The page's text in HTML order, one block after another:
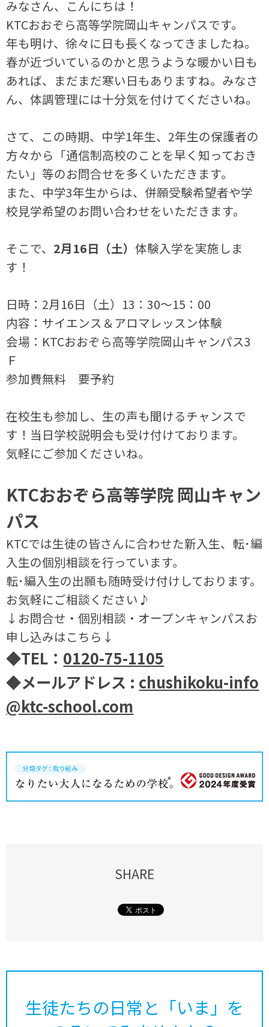
みなさん、こんにちは！
KTCおおぞら高等学院岡山キャンパスです。
年も明け、徐々に日も長くなってきましたね。
春が近づいているのかと思うような暖かい日も
あれば、まだまだ寒い日もありますね。みなさ
ん、体調管理には十分気を付けてくださいね。
さて、この時期、中学1年生、2年生の保護者の
方々から「通信制高校のことを早く知っておき
たい」等のお問合せを多くいただきます。
また、中学3年生からは、併願受験希望者や学
校見学希望のお問い合わせをいただきます。
そこで、 2月16日（土）体験入学を実施しま
す！
日時：2月16日（土）13：30～15：00
内容：サイエンス＆アロマレッスン体験
会場：KTCおおぞら高等学院岡山キャンパス3
Ｆ
参加費無料 要予約
在校生も参加し、生の声も聞けるチャンスで
す！当日学校説明会も受け付けております。
気軽にご参加くださいね。
KTCおおぞら高等学院 岡山キャン
パス
KTCでは生徒の皆さんに合わせた新入生、転･編
入生の個別相談を行っています。
転･編入生の出願も随時受け付けしております。
お気軽にご相談ください♪
↓お問合せ・個別相談・オープンキャンパスお
申し込みはこちら↓
◆TEL： 0120-75-1105
◆メールアドレス : chushikoku-info
@ktc-school.com
SHARE
生徒たちの日常と「いま」を